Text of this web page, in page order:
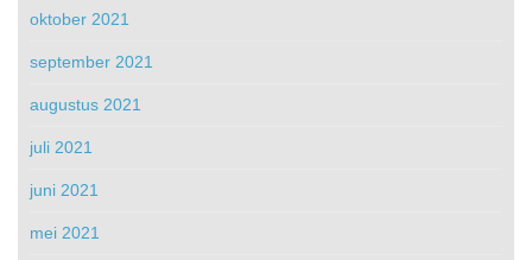
oktober 2021
september 2021
augustus 2021
juli 2021
juni 2021
mei 2021